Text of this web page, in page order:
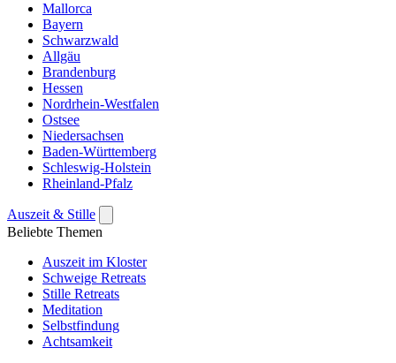
Mallorca
Bayern
Schwarzwald
Allgäu
Brandenburg
Hessen
Nordrhein-Westfalen
Ostsee
Niedersachsen
Baden-Württemberg
Schleswig-Holstein
Rheinland-Pfalz
Auszeit & Stille
Beliebte Themen
Auszeit im Kloster
Schweige Retreats
Stille Retreats
Meditation
Selbstfindung
Achtsamkeit